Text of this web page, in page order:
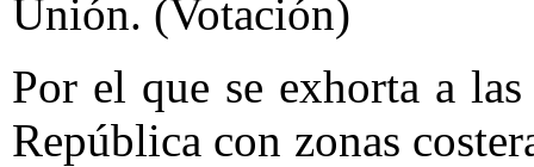
Unión. (Votación)
Por el que se exhorta a
República con zonas